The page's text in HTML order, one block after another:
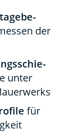
der
unter
für